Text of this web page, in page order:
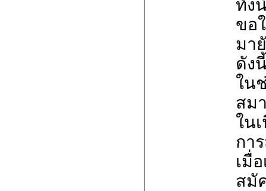
ทั้ง
ขอ
มา
ดัง
ใน
สม
ใน
กา
เมื่
สมั